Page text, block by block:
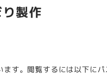
製作
す。閲覧するには以下にパ